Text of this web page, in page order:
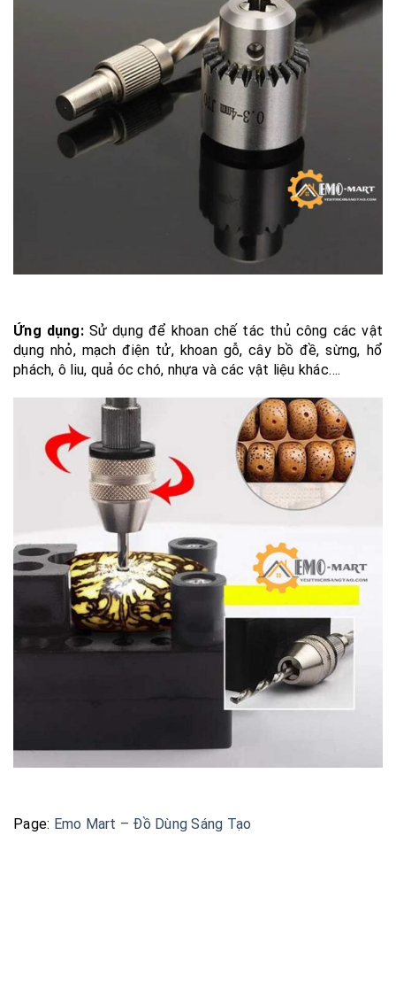
Ứng dụng: Sử dụng để khoan chế tác thủ công các vật
dụng nhỏ, mạch điện tử, khoan gỗ, cây bồ đề, sừng, hổ
phách, ô liu, quả óc chó, nhựa và các vật liệu khác….
Page: Emo Mart – Đồ Dùng Sáng Tạo